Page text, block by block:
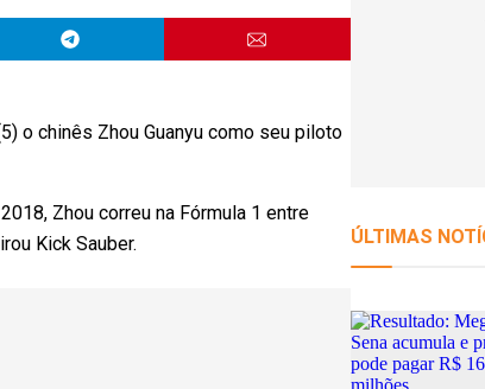
o chinês Zhou Guanyu como seu piloto
Zhou correu na Fórmula 1 entre
Kick Sauber.